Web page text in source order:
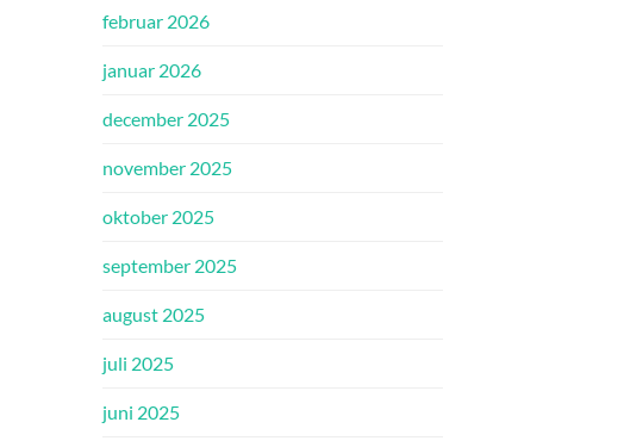
februar 2026
januar 2026
december 2025
november 2025
oktober 2025
september 2025
august 2025
juli 2025
juni 2025